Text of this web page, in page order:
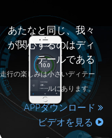
あたなと同じ、我々
が関心するのはディ
テールである
走行の楽しみは小さいディテー
ルにあります。
APPダウンロード
ビデオを見る